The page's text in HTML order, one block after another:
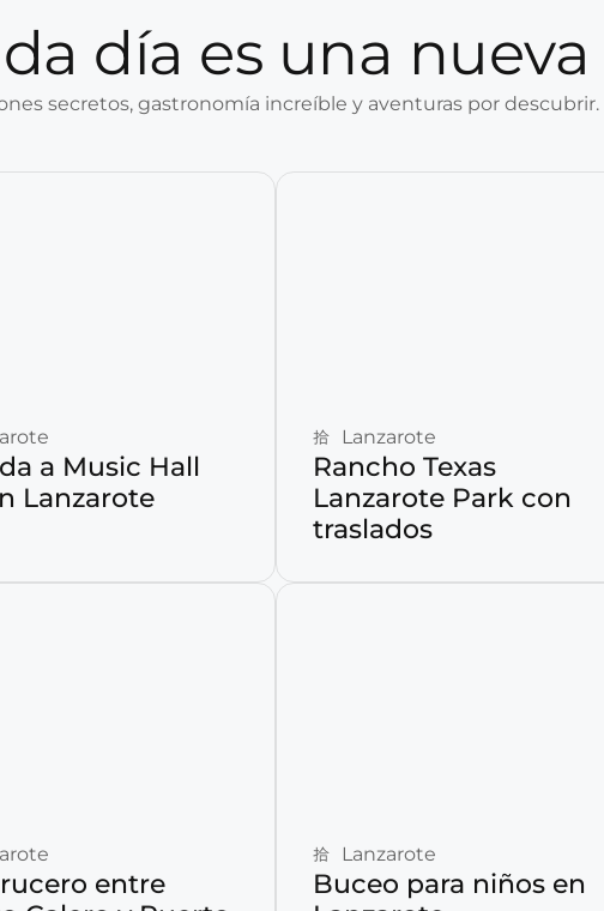
día es una nueva
secretos, gastronomía increíble y aventuras por descubrir.
a Music Hall
Lanzarote
Lanzarote
Rancho Texas
Lanzarote Park con
traslados
entre
Lanzarote
Buceo para niños en